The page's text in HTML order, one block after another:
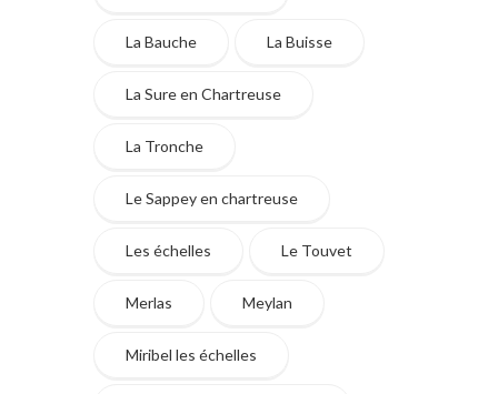
La Bauche La Buisse
La Sure en Chartreuse
La Tronche
Le Sappey en chartreuse
Les échelles Le Touvet
Merlas Meylan
Miribel les échelles